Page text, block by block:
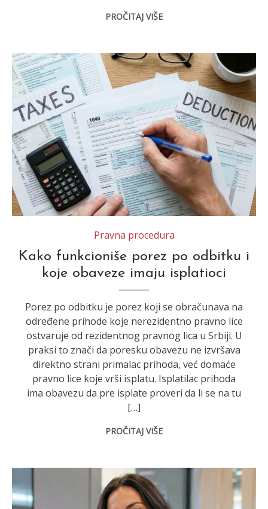
PROČITAJ VIŠE
Pravna procedura
Kako funkcioniše porez po odbitku i
koje obaveze imaju isplatioci
Porez po odbitku je porez koji se obračunava na
određene prihode koje nerezidentno pravno lice
ostvaruje od rezidentnog pravnog lica u Srbiji. U
praksi to znači da poresku obavezu ne izvršava
direktno strani primalac prihoda, već domaće
pravno lice koje vrši isplatu. Isplatilac prihoda
ima obavezu da pre isplate proveri da li se na tu
[…]
PROČITAJ VIŠE